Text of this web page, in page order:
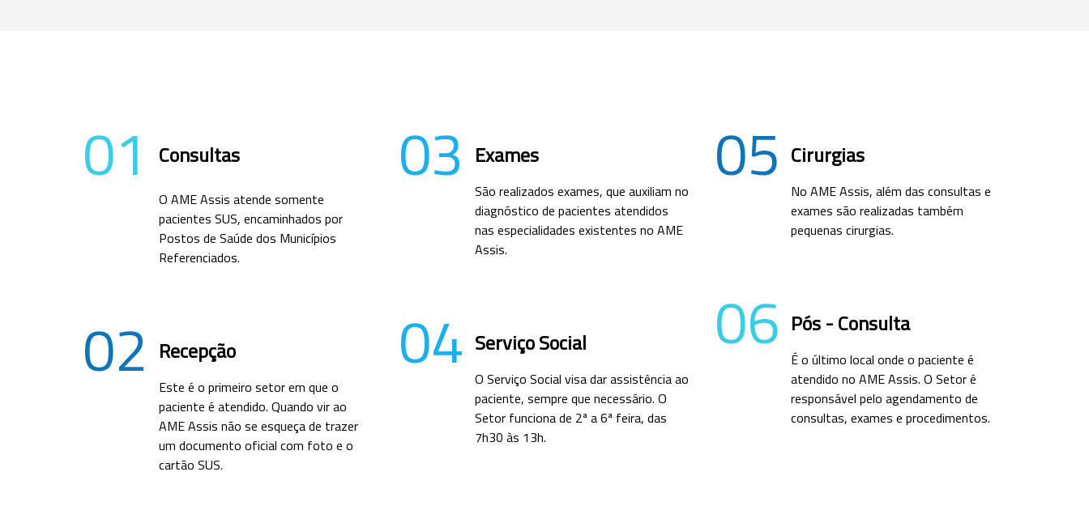
01 Consultas
O AME Assis atende somente
pacientes SUS, encaminhados por
Postos de Saúde dos Municípios
Referenciados.
02 Recepção
Este é o primeiro setor em que o
paciente é atendido. Quando vir ao
AME Assis não se esqueça de trazer
um documento oficial com foto e o
cartão SUS.
03 Exames
São realizados exames, que auxiliam no
diagnóstico de pacientes atendidos
nas especialidades existentes no AME
Assis.
04 Serviço Social
O Serviço Social visa dar assistência ao
paciente, sempre que necessário. O
Setor funciona de 2ª a 6ª feira, das
7h30 às 13h.
05 Cirurgias
No AME Assis, além das consultas e
exames são realizadas também
pequenas cirurgias.
06 Pós - Consulta
É o último local onde o paciente é
atendido no AME Assis. O Setor é
responsável pelo agendamento de
consultas, exames e procedimentos.